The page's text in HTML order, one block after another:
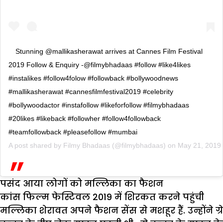
Stunning @mallikasherawat arrives at Cannes Film Festival
2019 Follow & Enquiry -@filmybhadaas #follow #like4likes
#instalikes #follow4folow #followback #bollywoodnews
#mallikasherawat #cannesfilmfestival2019 #celebrity
#bollywoodactor #instafollow #likeforfollow #filmybhadaas
#20likes #likeback #followher #follow4followback
#teamfollowback #pleasefollow #mumbai
A post shared by Filmy Bhadaas (@filmybhadaas) on May 21,
पसंद आया लोगों को मल्लिका का फैशन
कांस फिल्म फेस्टिवल 2019 में शिरकत करने पहुंची
मल्लिका शेरावत अपने फैशन सेंस से मशहूर हैं. उन्होंने ग्रे